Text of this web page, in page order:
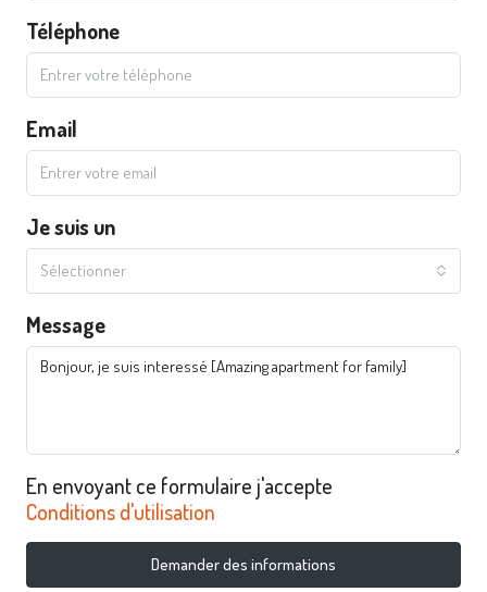
Téléphone
Email
Je suis un
Sélectionner
Message
En envoyant ce formulaire j'accepte
Conditions d'utilisation
Demander des informations